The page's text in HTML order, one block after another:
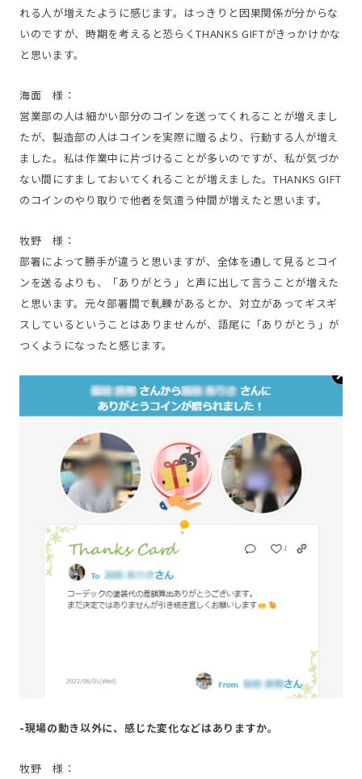
れる人が増えたように感じます。はっきりと因果関係が分からな
いのですが、時期を考えると恐らくTHANKS GIFTがきっかけかな
と思います。
海面 様：
営業部の人は細かい部分のコインを送ってくれることが増えまし
たが、製造部の人はコインを実際に贈るより、行動する人が増え
ました。私は作業中に片づけることが多いのですが、私が気づか
ない間にすましておいてくれることが増えました。THANKS GIFT
のコインのやり取りで他者を気遣う仲間が増えたと思います。
牧野 様：
部署によって勝手が違うと思いますが、全体を通して見るとコイ
ンを送るよりも、「ありがとう」と声に出して言うことが増えた
と思います。元々部署間で軋轢があるとか、対立があってギスギ
スしているということはありませんが、語尾に「ありがとう」が
つくようになったと感じます。
-現場の動き以外に、感じた変化などはありますか。
牧野 様：